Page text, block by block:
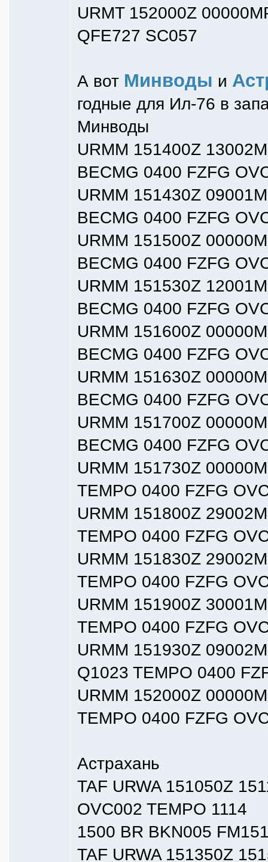
URMT 152000Z
QFE727 SC057
А вот Минводы и
годные для Ил-76 в
Минводы
URMM 151400Z
BECMG 0400 FZFG
URMM 151430Z
BECMG 0400 FZFG
URMM 151500Z
BECMG 0400 FZFG
URMM 151530Z
BECMG 0400 FZFG
URMM 151600Z
BECMG 0400 FZFG
URMM 151630Z
BECMG 0400 FZFG
URMM 151700Z
BECMG 0400 FZFG
URMM 151730Z
TEMPO 0400 FZFG
URMM 151800Z
TEMPO 0400 FZFG
URMM 151830Z
TEMPO 0400 FZFG
URMM 151900Z
TEMPO 0400 FZFG
URMM 151930Z
Q1023 TEMPO 0400
URMM 152000Z
TEMPO 0400 FZFG
Астрахань
TAF URWA 151050Z
OVC002 TEMPO 1114
1500 BR BKN005
TAF URWA 151350Z